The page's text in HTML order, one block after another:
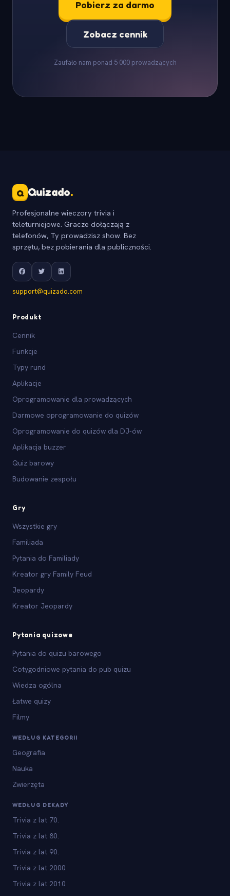
Pobierz za darmo
Zobacz cennik
Zaufało nam ponad 5 000 prowadzących
Q Quizado.
Profesjonalne wieczory trivia i
teleturniejowe. Gracze dołączają z
telefonów, Ty prowadzisz show. Bez
sprzętu, bez pobierania dla publiczności.
support@quizado.com
Produkt
Cennik
Funkcje
Typy rund
Aplikacje
Oprogramowanie dla prowadzących
Darmowe oprogramowanie do quizów
Oprogramowanie do quizów dla DJ-ów
Aplikacja buzzer
Quiz barowy
Budowanie zespołu
Gry
Wszystkie gry
Familiada
Pytania do Familiady
Kreator gry Family Feud
Jeopardy
Kreator Jeopardy
Pytania quizowe
Pytania do quizu barowego
Cotygodniowe pytania do pub quizu
Wiedza ogólna
Łatwe quizy
Filmy
WEDŁUG KATEGORII
Geografia
Nauka
Zwierzęta
WEDŁUG DEKADY
Trivia z lat 70.
Trivia z lat 80.
Trivia z lat 90.
Trivia z lat 2000
Trivia z lat 2010